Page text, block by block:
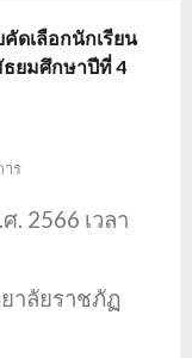
ดเลือกนักเรียน
ยมศึกษาปีที่ 4
าร
2566 เวลา
าลัยราชภัฏ